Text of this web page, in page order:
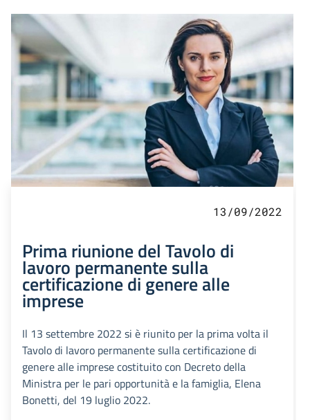
13/09/2022
Prima riunione del Tavolo di
lavoro permanente sulla
certificazione di genere alle
imprese
Il 13 settembre 2022 si è riunito per la prima volta il
Tavolo di lavoro permanente sulla certificazione di
genere alle imprese costituito con Decreto della
Ministra per le pari opportunità e la famiglia, Elena
Bonetti, del 19 luglio 2022.